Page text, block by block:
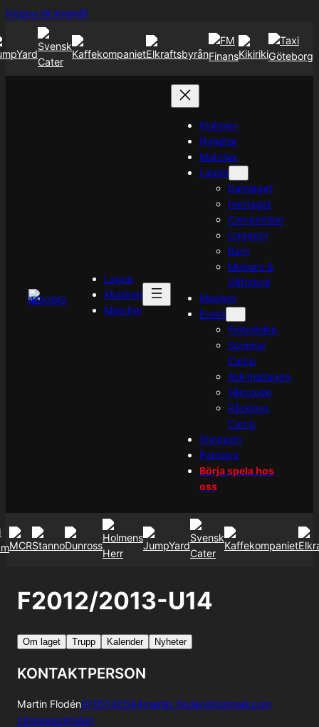
Hoppa till innehållHoppa
Lagen
Klubben
Matcher
Klubben
Nyheter
Matcher
Lagen
Damlaget
Herrlaget
Competition
Ungdom
Barn
Motions &
Gåfotboll
Medlem
Event
Fotbollslek
Sommar
Camp
Askimsdagen
Vårcupen
Påsklovs
Camp
Shoppen
Partners
Börja spela hos
oss
F2012/2013-U14
Om laget Trupp Kalender Nyheter
KONTAKTPERSON
Martin Flodén0705145564martin_floden@hotmail.com
Intresseanmälan